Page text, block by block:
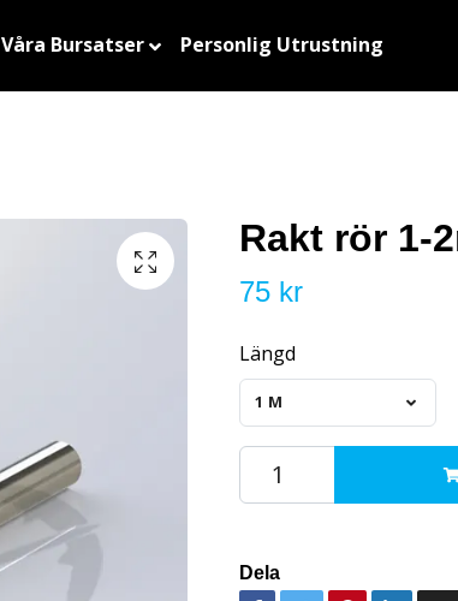
Våra Bursatser Personlig Utrustning
Rakt rör 1-
75 kr
Längd
1M
Dela